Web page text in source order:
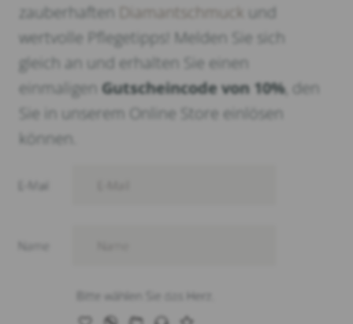
zauberhaften
Diamantschmuck
und
wertvolle Pflegetipps! Melden Sie sich
gleich an und erhalten Sie einen
einmaligen Gutscheincode von 10%, den
Sie in unserem Online Store einlösen
können.